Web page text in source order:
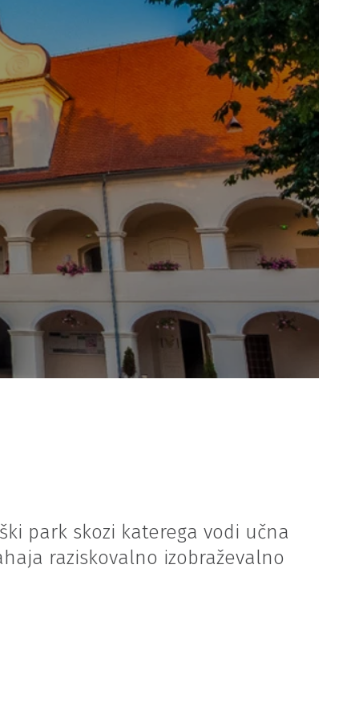
park skozi katerega vodi učna
raziskovalno izobraževalno